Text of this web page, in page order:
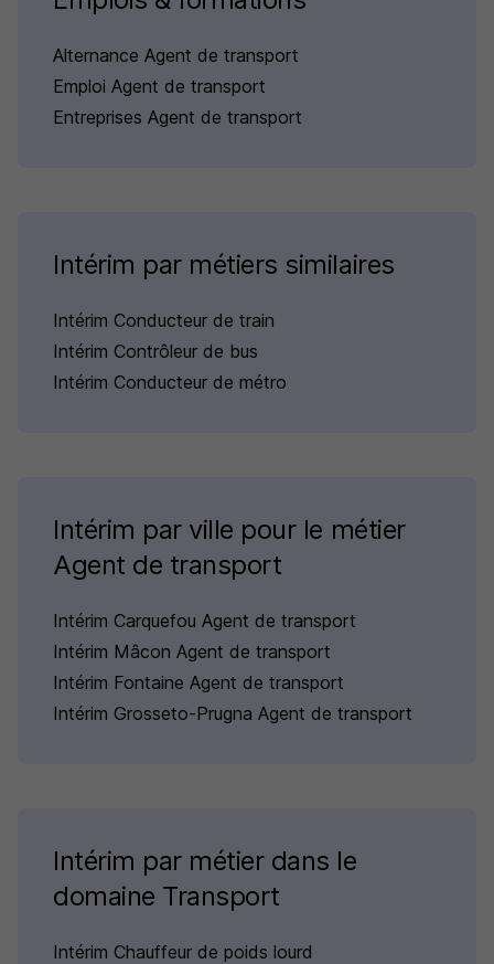
Alternance Agent de transport
Emploi Agent de transport
Entreprises Agent de transport
Intérim par métiers similaires
Intérim Conducteur de train
Intérim Contrôleur de bus
Intérim Conducteur de métro
Intérim par ville pour le métier
Agent de transport
Intérim Carquefou Agent de transport
Intérim Mâcon Agent de transport
Intérim Fontaine Agent de transport
Intérim Grosseto-Prugna Agent de transport
Intérim par métier dans le
domaine Transport
Intérim Chauffeur de poids lourd